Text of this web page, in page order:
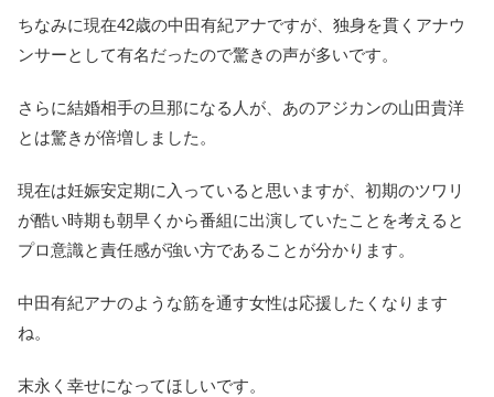
ちなみに現在42歳の中田有紀アナですが、独身を貫くアナウ
ンサーとして有名だったので驚きの声が多いです。
さらに結婚相手の旦那になる人が、あのアジカンの山田貴洋
とは驚きが倍増しました。
現在は妊娠安定期に入っていると思いますが、初期のツワリ
が酷い時期も朝早くから番組に出演していたことを考えると
プロ意識と責任感が強い方であることが分かります。
中田有紀アナのような筋を通す女性は応援したくなります
ね。
末永く幸せになってほしいです。